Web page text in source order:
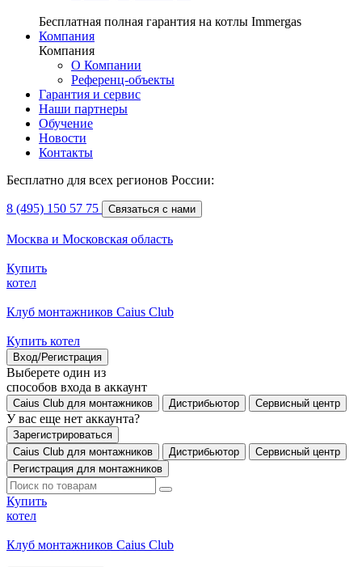
Бесплатная полная гарантия на котлы Immergas
Компания
Компания
О Компании
Референц-объекты
Гарантия и сервис
Наши партнеры
Обучение
Новости
Контакты
Бесплатно для всех регионов России:
8 (495) 150 57 75 Связаться с нами
Москва и Московская область
Купить
котел
Клуб монтажников Caius Club
Купить котел
Вход/Регистрация
Выберете один из
способов входа в аккаунт
Caius Club для монтажников Дистрибьютор Сервисный центр
У вас еще нет аккаунта?
Зарегистрироваться
Caius Club для монтажников
Дистрибьютор
Сервисный центр
Регистрация для монтажников
Купить
котел
Клуб монтажников Caius Club